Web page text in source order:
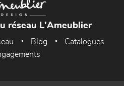
réseau L'Ameublier
Blog
Catalogues